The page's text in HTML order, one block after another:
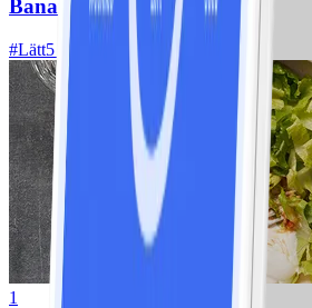
Bananpannkakor
#Lätt5 MIN
1